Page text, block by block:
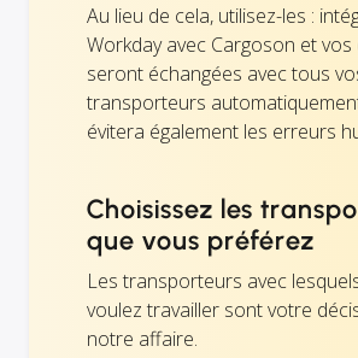
Au lieu de cela, utilisez-les :
Workday avec Cargoson et
seront échangées avec tous
transporteurs
évitera également les erreurs
Choisissez les
que vous préférez
Les transporteurs avec
voulez travailler sont votre
notre affaire.